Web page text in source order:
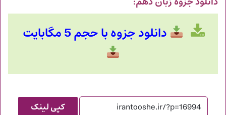
دانلود جزوه با حجم 5 مگابایت
کپی لینک